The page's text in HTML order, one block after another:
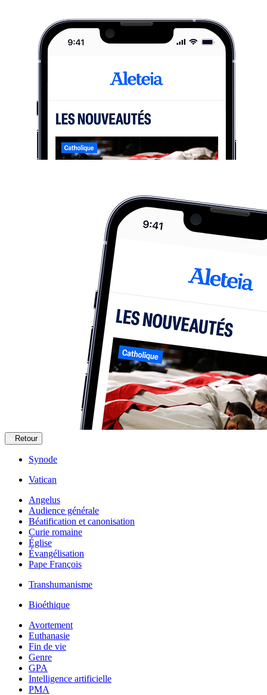
Retour
Synode
Vatican
Angelus
Audience générale
Béatification et canonisation
Curie romaine
Église
Évangélisation
Pape François
Transhumanisme
Bioéthique
Avortement
Euthanasie
Fin de vie
Genre
GPA
Intelligence artificielle
PMA